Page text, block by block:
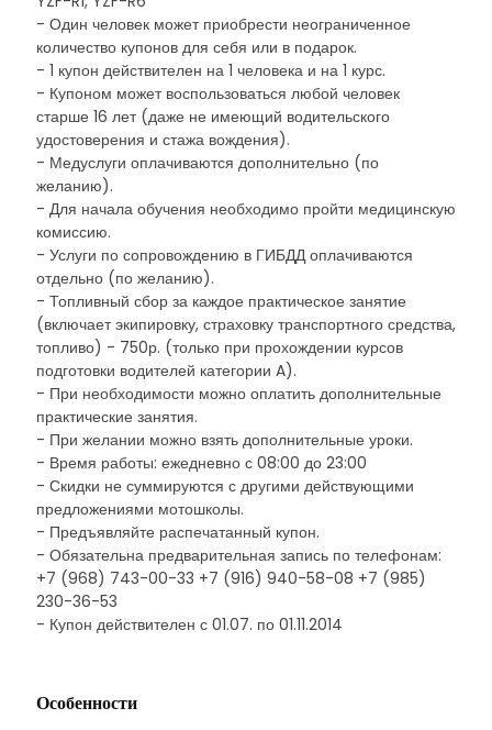
- Один человек может приобрести неограниченное
количество купонов для себя или в подарок.
- 1 купон действителен на 1 человека и на 1 курс.
- Купоном может воспользоваться любой человек
старше 16 лет (даже не имеющий водительского
удостоверения и стажа вождения).
- Медуслуги оплачиваются дополнительно (по
желанию).
- Для начала обучения необходимо пройти медицинскую
комиссию.
- Услуги по сопровождению в ГИБДД оплачиваются
отдельно (по желанию).
- Топливный сбор за каждое практическое занятие
(включает экипировку, страховку транспортного средства,
топливо) - 750р. (только при прохождении курсов
подготовки водителей категории A).
- При необходимости можно оплатить дополнительные
практические занятия.
- При желании можно взять дополнительные уроки.
- Время работы: ежедневно с 08:00 до 23:00
- Скидки не суммируются с другими действующими
предложениями мотошколы.
- Предъявляйте распечатанный купон.
- Обязательна предварительная запись по телефонам:
+7 (968) 743-00-33 +7 (916) 940-58-08 +7 (985)
230-36-53
- Купон действителен с 01.07. по 01.11.2014
Особенности